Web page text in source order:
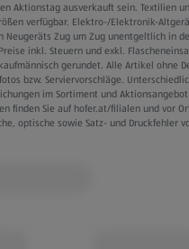
Aktionstag ausverkauft sein. Textilien
verfügbar. Elektro-/Elektronik-
Neugeräts Zug um Zug unentgeltlich in
inkl. Steuern und exkl.
gerundet. Alle Artikel ohne
bzw. Serviervorschläge.
im Sortiment und
finden Sie auf hofer.at/filialen und vor
optische sowie Satz- und Druckfehler